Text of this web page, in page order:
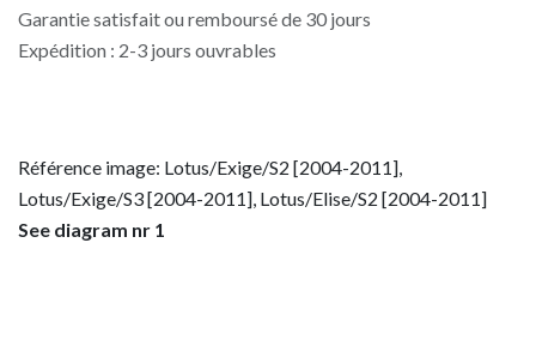
Garantie satisfait ou remboursé de 30 jours
Expédition : 2-3 jours ouvrables
Référence image: Lotus/Exige/S2 [2004-2011],
Lotus/Exige/S3 [2004-2011], Lotus/Elise/S2 [2004-2011]
See diagram nr 1